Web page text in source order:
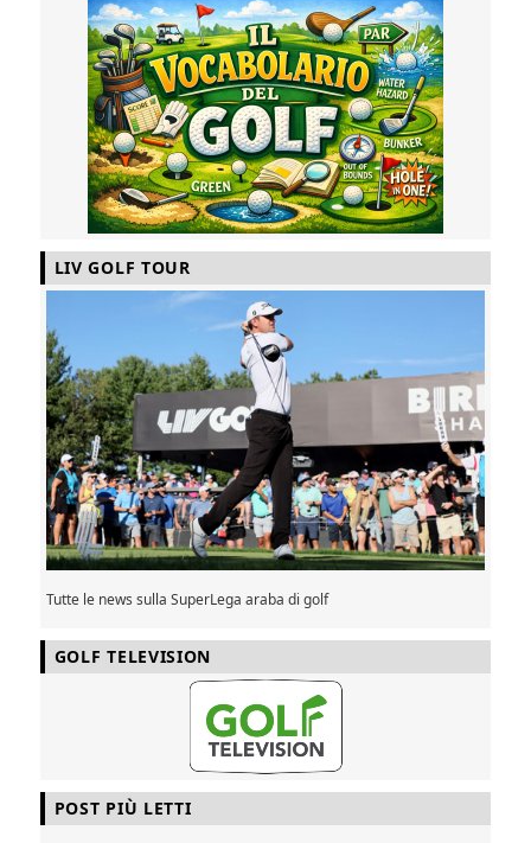
LIV GOLF TOUR
Tutte le news sulla SuperLega araba di golf
GOLF TELEVISION
POST PIÙ LETTI